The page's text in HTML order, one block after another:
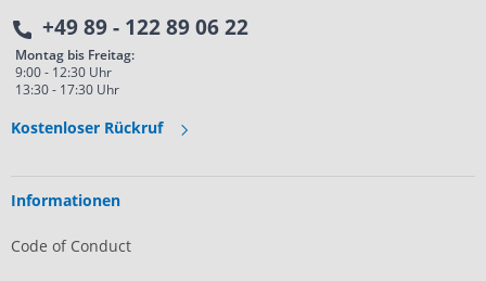
+49 89 - 122 89 06 22
Montag bis Freitag:
9:00 - 12:30 Uhr
13:30 - 17:30 Uhr
Kostenloser Rückruf
Informationen
Code of Conduct